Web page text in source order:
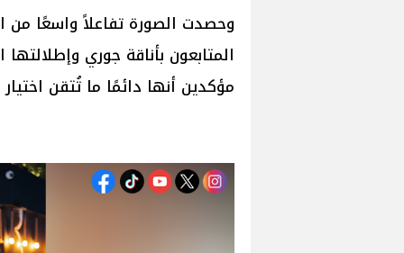
وحصدت الصورة تفاعلاً واسعًا
المتابعون بأناقة جوري
مؤكدين أنها دائمًا ما تُتقن